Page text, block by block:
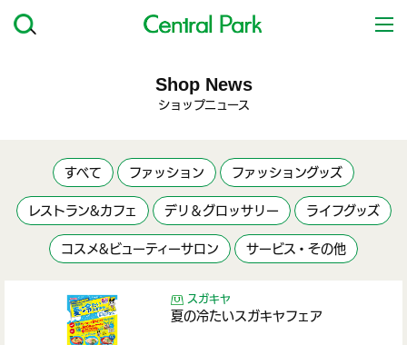
Shop News
ショップニュース
すべて ファッション ファッショングッズ
レストラン&カフェ デリ＆グロッサリー ライフグッズ
コスメ&ビューティーサロン サービス・その他
スガキヤ
夏の冷たいスガキヤフェア